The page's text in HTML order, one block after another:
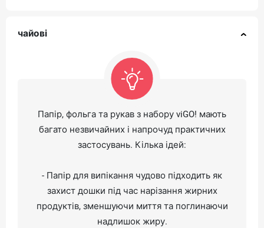
чайові
Папір, фольга та рукав з набору viGO! мають
багато незвичайних і напрочуд практичних
застосувань. Кілька ідей:
- Папір для випікання чудово підходить як
захист дошки під час нарізання жирних
продуктів, зменшуючи миття та поглинаючи
надлишок жиру.